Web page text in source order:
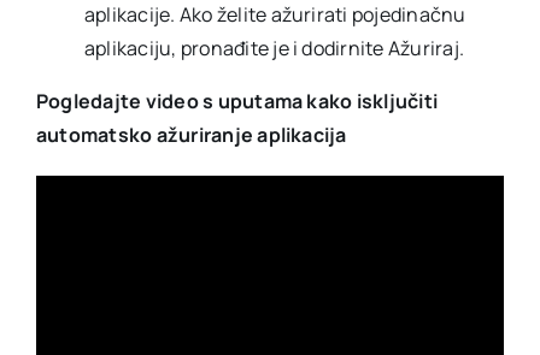
aplikacije. Ako želite ažurirati pojedinačnu
aplikaciju, pronađite je i dodirnite Ažuriraj.
Pogledajte video s uputama kako isključiti
automatsko ažuriranje aplikacija